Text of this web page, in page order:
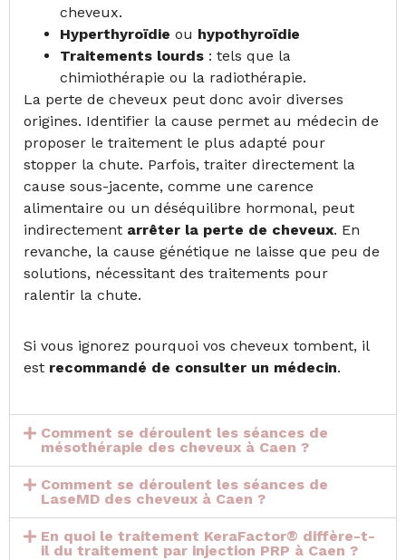
cheveux.
Hyperthyroïdie ou hypothyroïdie
Traitements lourds : tels que la
chimiothérapie ou la radiothérapie.
La perte de cheveux peut donc avoir diverses
origines. Identifier la cause permet au médecin de
proposer le traitement le plus adapté pour
stopper la chute. Parfois, traiter directement la
cause sous-jacente, comme une carence
alimentaire ou un déséquilibre hormonal, peut
indirectement arrêter la perte de cheveux. En
revanche, la cause génétique ne laisse que peu de
solutions, nécessitant des traitements pour
ralentir la chute.
Si vous ignorez pourquoi vos cheveux tombent, il
est recommandé de consulter un médecin.
Comment se déroulent les séances de
mésothérapie des cheveux à Caen ?
Comment se déroulent les séances de
LaseMD des cheveux à Caen ?
En quoi le traitement KeraFactor® diffère-t-
il du traitement par injection PRP à Caen ?